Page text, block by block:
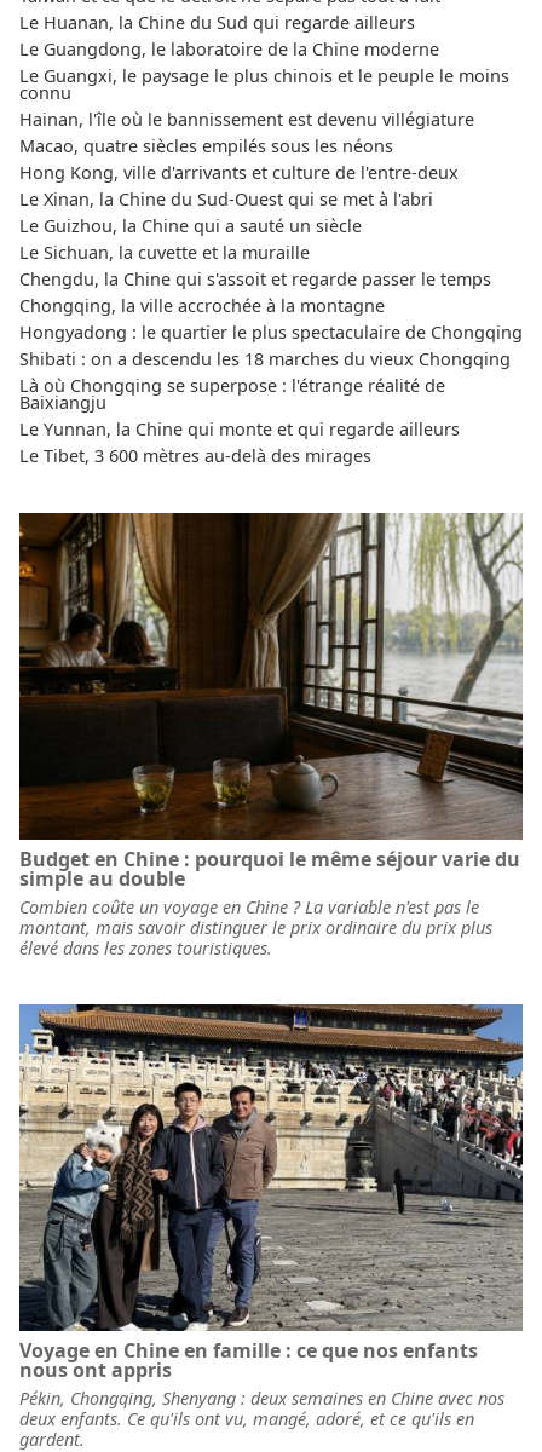
Le Huanan, la Chine du Sud qui regarde ailleurs
Le Guangdong, le laboratoire de la Chine moderne
Le Guangxi, le paysage le plus chinois et le peuple le moins
connu
Hainan, l'île où le bannissement est devenu villégiature
Macao, quatre siècles empilés sous les néons
Hong Kong, ville d'arrivants et culture de l'entre-deux
Le Xinan, la Chine du Sud-Ouest qui se met à l'abri
Le Guizhou, la Chine qui a sauté un siècle
Le Sichuan, la cuvette et la muraille
Chengdu, la Chine qui s'assoit et regarde passer le temps
Chongqing, la ville accrochée à la montagne
Hongyadong : le quartier le plus spectaculaire de Chongqing
Shibati : on a descendu les 18 marches du vieux Chongqing
Là où Chongqing se superpose : l'étrange réalité de
Baixiangju
Le Yunnan, la Chine qui monte et qui regarde ailleurs
Le Tibet, 3 600 mètres au-delà des mirages
Budget en Chine : pourquoi le même séjour varie du
simple au double
Combien coûte un voyage en Chine ? La variable n'est pas le
montant, mais savoir distinguer le prix ordinaire du prix plus
élevé dans les zones touristiques.
Voyage en Chine en famille : ce que nos enfants
nous ont appris
Pékin, Chongqing, Shenyang : deux semaines en Chine avec nos
deux enfants. Ce qu'ils ont vu, mangé, adoré, et ce qu'ils en
gardent.